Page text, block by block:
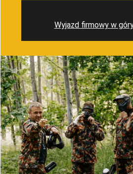
Wyjazd firmowy w